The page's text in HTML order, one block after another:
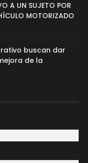
A UN SUJETO POR
MOTORIZADO
buscan dar
de la